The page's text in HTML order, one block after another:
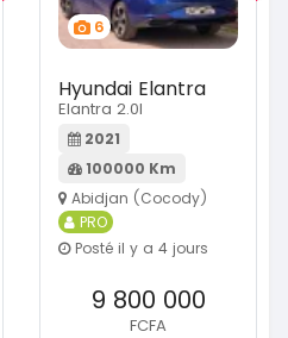
6
Hyundai Elantra
Elantra 2.0l
2021
100000 Km
Abidjan (Cocody)
PRO
Posté il y a 4 jours
9 800 000
FCFA